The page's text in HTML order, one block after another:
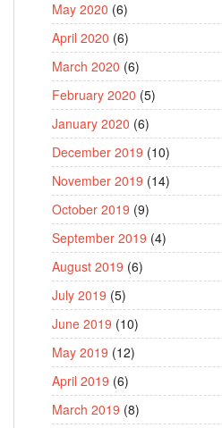
May 2020 (6)
April 2020 (6)
March 2020 (6)
February 2020 (5)
January 2020 (6)
December 2019 (10)
November 2019 (14)
October 2019 (9)
September 2019 (4)
August 2019 (6)
July 2019 (5)
June 2019 (10)
May 2019 (12)
April 2019 (6)
March 2019 (8)